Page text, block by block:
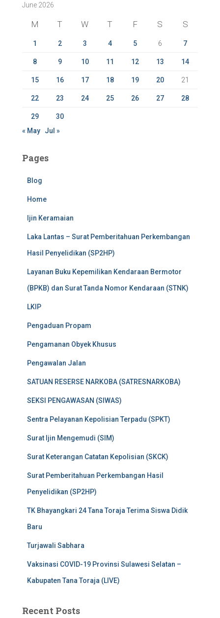
h
June 2026
M T W T F S S
1 2 3 4 5 6 7
8 9 10 11 12 13 14
15 16 17 18 19 20 21
22 23 24 25 26 27 28
29
30
« May
Jul »
Pages
Blog
Home
Ijin Keramaian
Laka Lantas – Surat Pemberitahuan Perkembangan
Hasil Penyelidikan (SP2HP)
Layanan Buku Kepemilikan Kendaraan Bermotor
(BPKB) dan Surat Tanda Nomor Kendaraan (STNK)
LKIP
Pengaduan Propam
Pengamanan Obyek Khusus
Pengawalan Jalan
SATUAN RESERSE NARKOBA (SATRESNARKOBA)
SEKSI PENGAWASAN (SIWAS)
Sentra Pelayanan Kepolisian Terpadu (SPKT)
Surat Ijin Mengemudi (SIM)
Surat Keterangan Catatan Kepolisian (SKCK)
Surat Pemberitahuan Perkembangan Hasil
Penyelidikan (SP2HP)
TK Bhayangkari 24 Tana Toraja Terima Siswa Didik
Baru
Turjawali Sabhara
Vaksinasi COVID-19 Provinsi Sulawesi Selatan –
Kabupaten Tana Toraja (LIVE)
Recent Posts